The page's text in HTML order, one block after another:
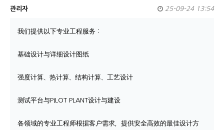
관리자 25-09-24 13:54
我们提供以下专业工程服务：
基础设计与详细设计图纸
强度计算、热计算、结构计算、工艺设计
测试平台与PILOT PLANT设计与建设
各领域的专业工程师根据客户需求，提供安全高效的最佳设计方